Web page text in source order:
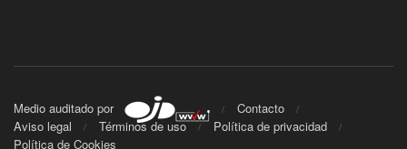
Medio auditado por
Contacto
Aviso legal
Términos de uso
Política de privacidad
Política de Cookies